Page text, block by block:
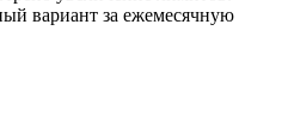
вариант за ежемесячную